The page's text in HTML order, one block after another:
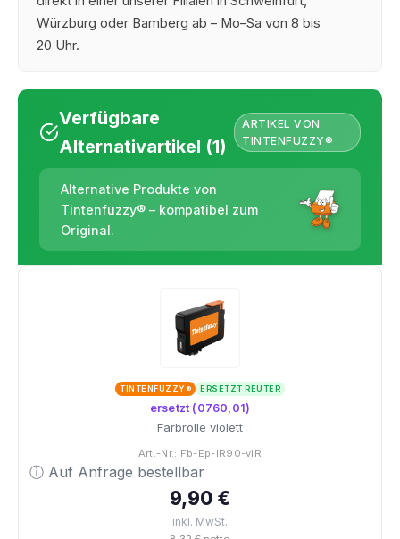
Würzburg oder Bamberg ab – Mo–Sa von 8 bis
20 Uhr.
Verfügbare
Alternativartikel (1)
ARTIKEL VON
TINTENFUZZY®
Alternative Produkte von
Tintenfuzzy® – kompatibel zum
Original.
TINTENFUZZY® ERSETZT REUTER
ersetzt (0760,01)
Farbrolle violett
Art.-Nr.: Fb-Ep-IR90-viR
ⓘ Auf Anfrage bestellbar
9,90 €
inkl. MwSt.